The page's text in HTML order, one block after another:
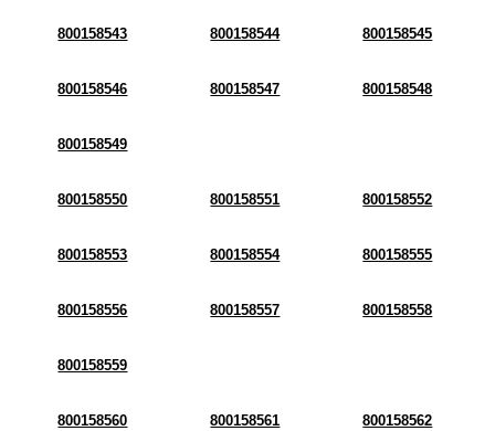
800158543 800158544 800158545
800158546 800158547 800158548
800158549
800158550 800158551 800158552
800158553 800158554 800158555
800158556 800158557 800158558
800158559
800158560 800158561 800158562